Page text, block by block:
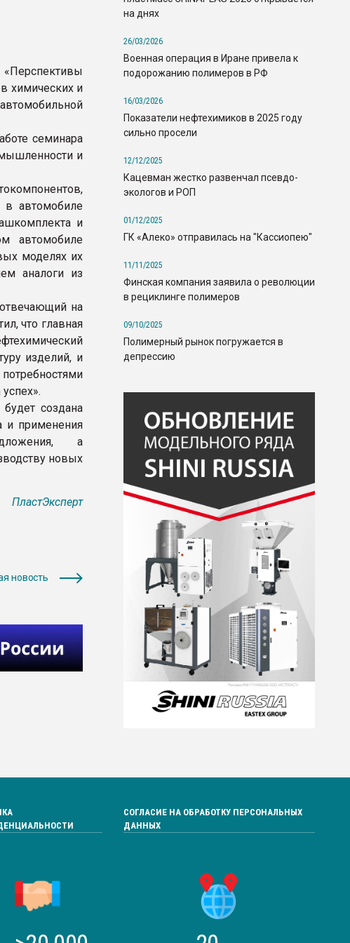
химических и
семинара
и
в автомобиле
и
автомобиле
моделях их
аналоги из
на
что главная
изделий, и
создана
и применения
а
новых
ПластЭксперт
новость
на днях
26/03/2026
Военная операция в Иране привела к
подорожанию полимеров в РФ
16/03/2026
Показатели нефтехимиков в 2025 году
сильно просели
12/12/2025
Кацевман жестко развенчал псевдо-
экологов и РОП
01/12/2025
ГК «Алеко» отправилась на "Кассиопею"
11/11/2025
Финская компания заявила о революции
в рециклинге полимеров
09/10/2025
Полимерный рынок погружается в
депрессию
СОГЛАСИЕ НА ОБРАБОТКУ ПЕРСОНАЛЬНЫХ
ДАННЫХ